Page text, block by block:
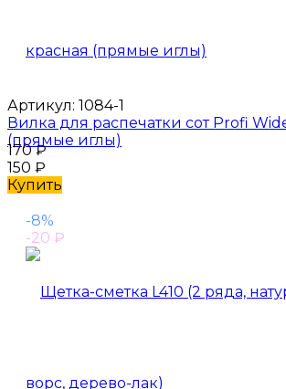
Артикул: 1084-1
Вилка для распечатки сот Profi
(прямые иглы)
170₽
150 ₽
Купить
-8%
-20 ₽